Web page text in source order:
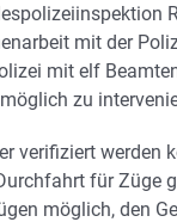
mit der
mit elf
zu
verifiziert werden
für Züge
möglich, den